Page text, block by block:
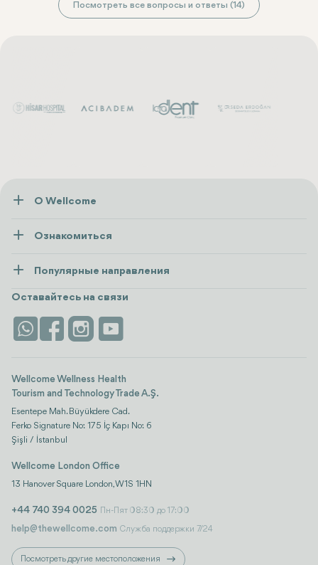
Посмотреть все вопросы и ответы (14)
О Wellcome
Пресса
Безопасность
Контакты
Ознакомиться
Wellness
Размещение
Достопримечательности
Отзывы
Популярные направления
посмотреть все
Istanbul
Оставайтесь на связи
Wellcome Wellness Health
Tourism and Technology Trade A.Ş.
Esentepe Mah. Büyükdere Cad.
Ferko Signature No: 175 İç Kapı No: 6
Şişli / İstanbul
Wellcome London Office
13 Hanover Square London, W1S 1HN
+44 740 394 0025 Пн-Пят 08:30 до 17:00
help@thewellcome.com Служба поддержки 7/24
Посмотреть другие местоположения